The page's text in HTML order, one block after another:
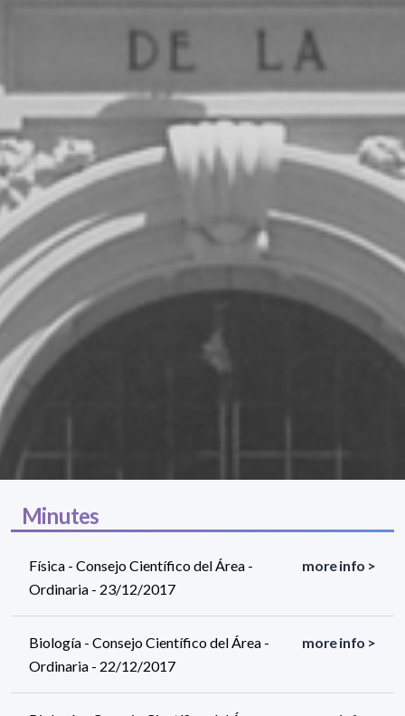
Minutes
Física - Consejo Científico del Área -
Ordinaria - 23/12/2017
more info >
Biología - Consejo Científico del Área -
Ordinaria - 22/12/2017
more info >